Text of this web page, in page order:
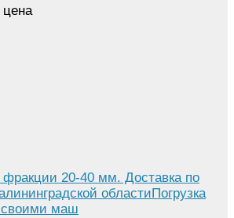
цена
20-40 мм. Доставка по
областиПогрузка
своими маш